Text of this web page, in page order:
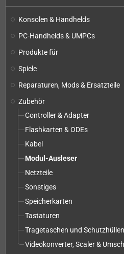
Konsolen & Handhelds
PC-Handhelds & UMPCs
Produkte für
Spiele
Reparaturen, Mods & Ersatzteile
Zubehör
Controller & Adapter
Flashkarten & ODEs
Kabel
Modul-Ausleser
Netzteile
Sonstiges
Speicherkarten
Tastaturen
Tragetaschen und Schutzhüllen
Videokonverter, Scaler &